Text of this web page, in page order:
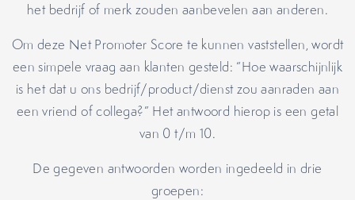
het bedrijf of merk zouden aanbevelen aan anderen.
Om deze Net Promoter Score te kunnen vaststellen, wordt
een simpele vraag aan klanten gesteld: “Hoe waarschijnlijk
is het dat u ons bedrijf/product/dienst zou aanraden aan
een vriend of collega?” Het antwoord hierop is een getal
van 0 t/m 10.
De gegeven antwoorden worden ingedeeld in drie
groepen: